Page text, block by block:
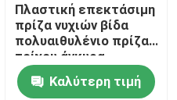
Πλαστική επεκτάσιμη
πρίζα νυχιών βίδα
πολυαιθυλένιο πρίζα
τοίχου άγκυρα
Καλύτερη τιμή